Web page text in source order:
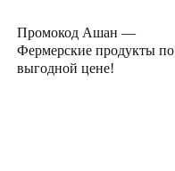
Промокод Ашан —
Фермерские продукты по
выгодной цене!